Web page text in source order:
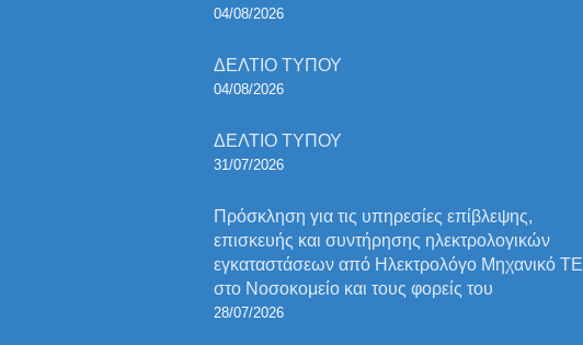
04/08/2026
ΔΕΛΤΙΟ ΤΥΠΟΥ
04/08/2026
ΔΕΛΤΙΟ ΤΥΠΟΥ
31/07/2026
Πρόσκληση για τις υπηρεσίες επίβλεψης,
επισκευής και συντήρησης ηλεκτρολογικών
εγκαταστάσεων από Ηλεκτρολόγο Μηχανικό ΤΕ
στο Νοσοκομείο και τους φορείς του
28/07/2026